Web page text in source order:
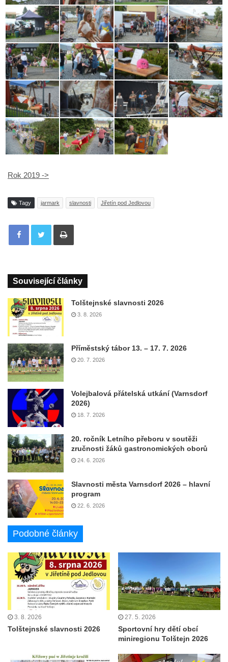
Rok 2019 ->
Tagy jarmark slavnosti Jiřetín pod Jedlovou
Tisknout
Související články
Tolštejnské slavnosti 2026
3. 8. 2026
Příměstský tábor 13. – 17. 7. 2026
20. 7. 2026
Volejbalová přátelská utkání (Varnsdorf
2026)
18. 7. 2026
20. ročník Letního přeboru v soutěži
zručnosti žáků gastronomických oborů
24. 6. 2026
Slavnosti města Varnsdorf 2026 – hlavní
program
22. 6. 2026
Podobné články
3. 8. 2026
Tolštejnské slavnosti 2026
27. 5. 2026
Sportovní hry dětí obcí
miniregionu Tolštejn 2026